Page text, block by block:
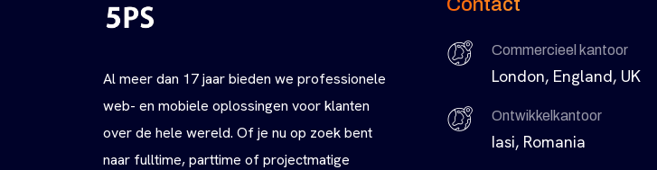
Al meer dan 17 jaar bieden we professionele
web- en mobiele oplossingen voor klanten
over de hele wereld. Of je nu op zoek bent
naar fulltime, parttime of projectmatige
Commercieel kantoor
London, England, UK
Ontwikkelkantoor
Iasi, Romania